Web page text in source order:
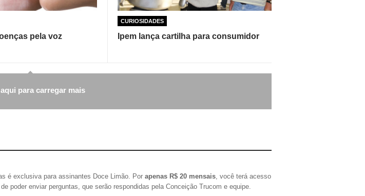
pela voz
CURIOSIDADES
Ipem lança cartilha para consumidor
para carregar mais
é exclusiva para assinantes Doce Limão. Por apenas R$ 20 mensais, você terá acesso
poder enviar perguntas, que serão respondidas pela Conceição Trucom e equipe.